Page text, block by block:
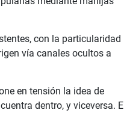
con la particularidad
vía canales ocultos a
en tensión la idea de
dentro, y viceversa. El